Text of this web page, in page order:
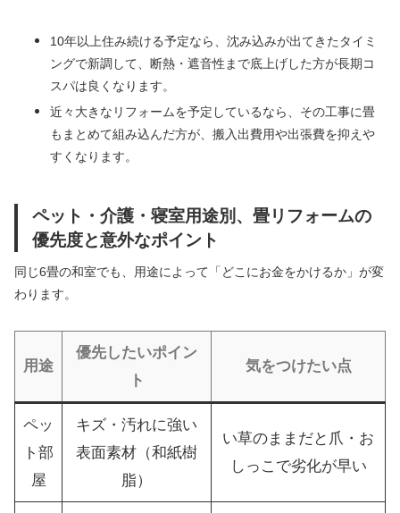
10年以上住み続ける予定なら、沈み込みが出てきたタイミ
ングで新調して、断熱・遮音性まで底上げした方が長期コ
スパは良くなります。
近々大きなリフォームを予定しているなら、その工事に畳
もまとめて組み込んだ方が、搬入出費用や出張費を抑えや
すくなります。
ペット・介護・寝室用途別、畳リフォームの
優先度と意外なポイント
同じ6畳の和室でも、用途によって「どこにお金をかけるか」が変
わります。
用途
優先したいポイン
ト
気をつけたい点
ペッ
ト部
屋
キズ・汚れに強い
表面素材（和紙樹
脂）
い草のままだと爪・お
しっこで劣化が早い